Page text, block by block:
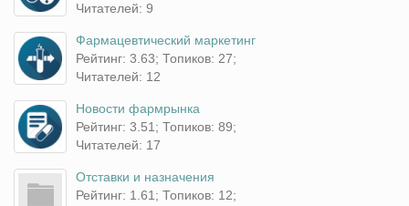
Читателей: 9
Фармацевтический маркетинг
Рейтинг: 3.63; Топиков: 27;
Читателей: 12
Новости фармрынка
Рейтинг: 3.51; Топиков: 89;
Читателей: 17
Отставки и назначения
Рейтинг: 1.61; Топиков: 12;